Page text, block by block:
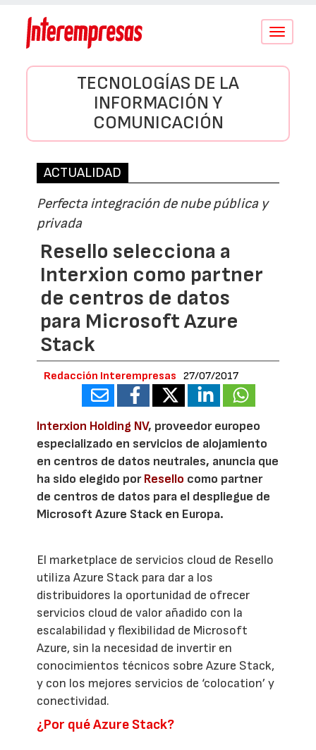
Conmutar
TECNOLOGÍAS DE LA
INFORMACIÓN Y
COMUNICACIÓN
ACTUALIDAD
Perfecta integración de nube pública y
privada
Resello selecciona a
Interxion como partner
de centros de datos
para Microsoft Azure
Stack
Redacción Interempresas 27/07/2017
Interxion Holding NV, proveedor europeo
especializado en servicios de alojamiento
en centros de datos neutrales, anuncia que
ha sido elegido porResello como partner
de centros de datos para el despliegue de
Microsoft Azure Stack en Europa.
El marketplace de servicios cloud de Resello
utiliza Azure Stack para dar a los
distribuidores la oportunidad de ofrecer
servicios cloud de valor añadido con la
escalabilidad y flexibilidad de Microsoft
Azure, sin la necesidad de invertir en
conocimientos técnicos sobre Azure Stack,
y con los mejores servicios de ‘colocation’ y
conectividad.
¿Por qué Azure Stack?